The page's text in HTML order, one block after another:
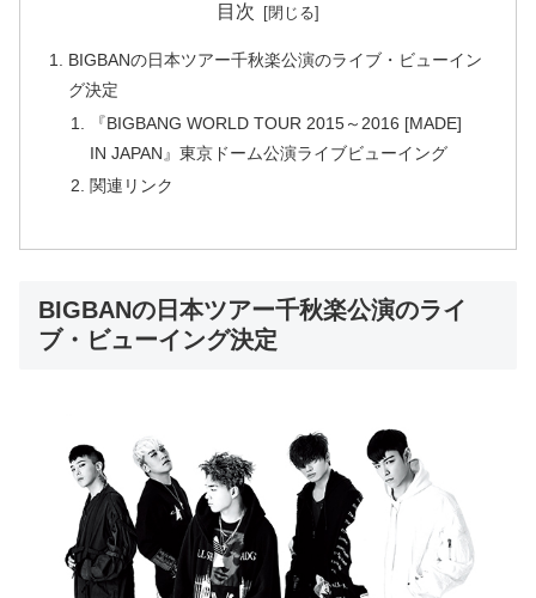
目次
BIGBANの日本ツアー千秋楽公演のライブ・ビューイン
グ決定
『BIGBANG WORLD TOUR 2015～2016 [MADE]
IN JAPAN』東京ドーム公演ライブビューイング
関連リンク
BIGBANの日本ツアー千秋楽公演のライ
ブ・ビューイング決定